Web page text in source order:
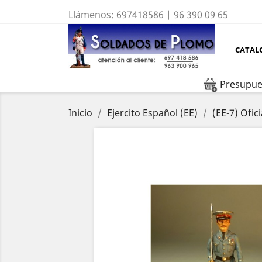
Llámenos: 697418586 | 96 390 09 65
Inicio Ejercito Español (EE) (EE-7)